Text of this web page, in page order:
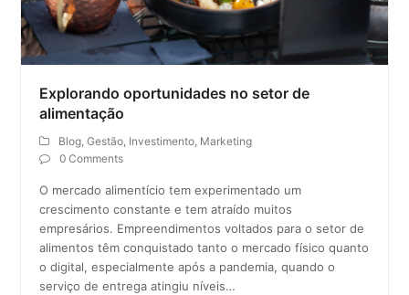
Explorando oportunidades no setor de
alimentação
Blog,Gestão, Investimento, Marketing
0 Comments
O mercado alimentício tem experimentado um
crescimento constante e tem atraído muitos
empresários. Empreendimentos voltados para o setor de
alimentos têm conquistado tanto o mercado físico quanto
o digital, especialmente após a pandemia, quando o
serviço de entrega atingiu níveis…